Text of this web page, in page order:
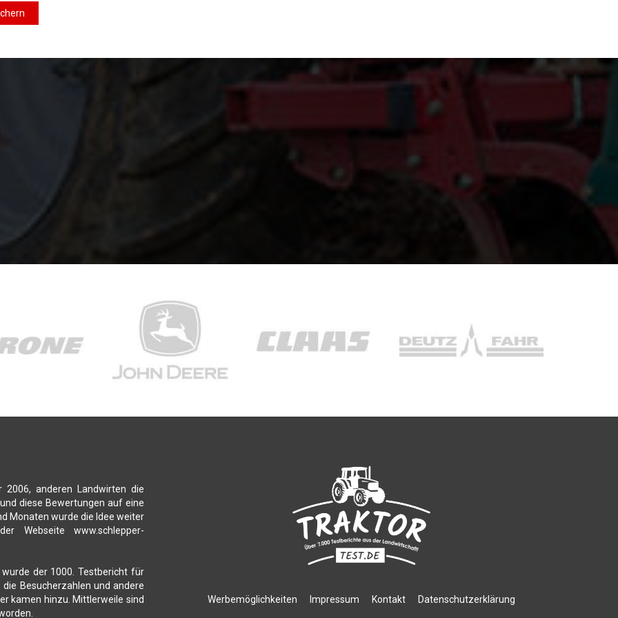
anderen Landwirten die
diese Bewertungen auf eine
Monaten wurde die Idee weiter
Webseite www.schlepper-
der 1000. Testbericht für
Besucherzahlen und andere
kamen hinzu. Mittlerweile sind
Werbemöglichkeiten Impressum Kontakt Datenschutzerklärung